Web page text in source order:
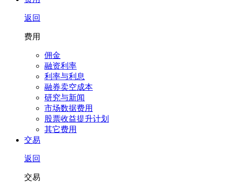
返回
费用
佣金
融资利率
利率与利息
融券卖空成本
研究与新闻
市场数据费用
股票收益提升计划
其它费用
交易
返回
交易